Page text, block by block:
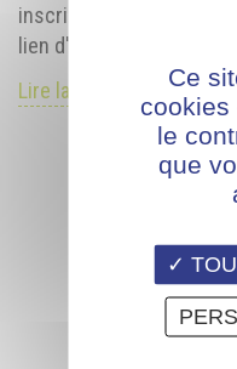
inscrire Votre
lien d'inscription...
Lire la suite
Ce
cookies
le
que